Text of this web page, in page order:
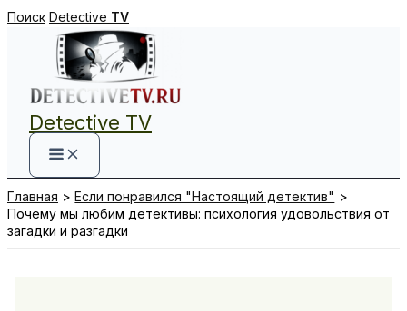
Перейти
содержимому
Поиск Detective TV
Detective TV
Главная
Если понравился "Настоящий детектив"
Почему мы любим детективы: психология удовольствия от
загадки и разгадки